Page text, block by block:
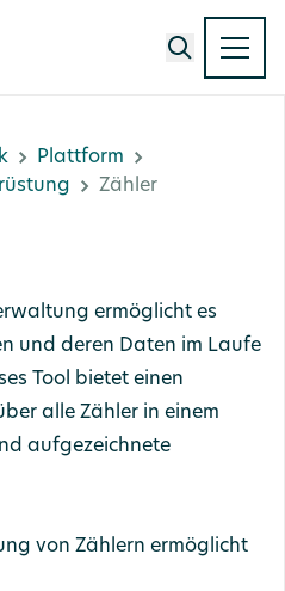
Plattform
Zähler
ermöglicht es
und deren Daten im Laufe
Tool bietet einen
alle Zähler in einem
aufgezeichnete
von Zählern ermöglicht